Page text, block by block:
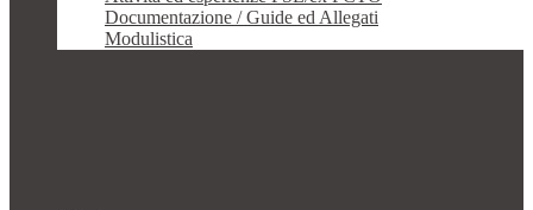
Documentazione / Guide ed Allegati
Modulistica